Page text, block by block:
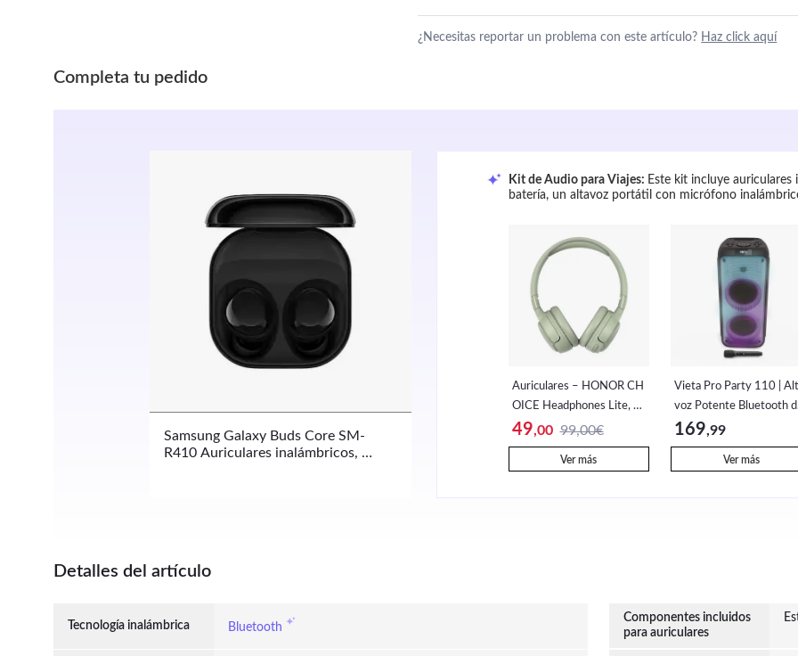
¿Necesitas reportar un problema con este artículo? Haz click aquí
Completa tu pedido
Samsung Galaxy Buds Core SM-
R410 Auriculares inalámbricos,
Kit de Audio para Viajes: Este kit incluye
batería, un altavoz portátil con micrófono
Auriculares – HONOR CH
OICE Headphones Lite, Ba
tería de 82 horas, Controla
dor de 40 mm, Diseño ple
gable y ajustable, Bluetoot
49,00 99,00€
Ver más
Vieta Pro Party 110 |
voz Potente Bluetooth
150W con Auracast, 10h
de autonomía, USB,
ono inalámbrico, Función
169,99
Ver más
Detalles del artículo
Tecnología inalámbrica Bluetooth
Componentes incluidos
para auriculares